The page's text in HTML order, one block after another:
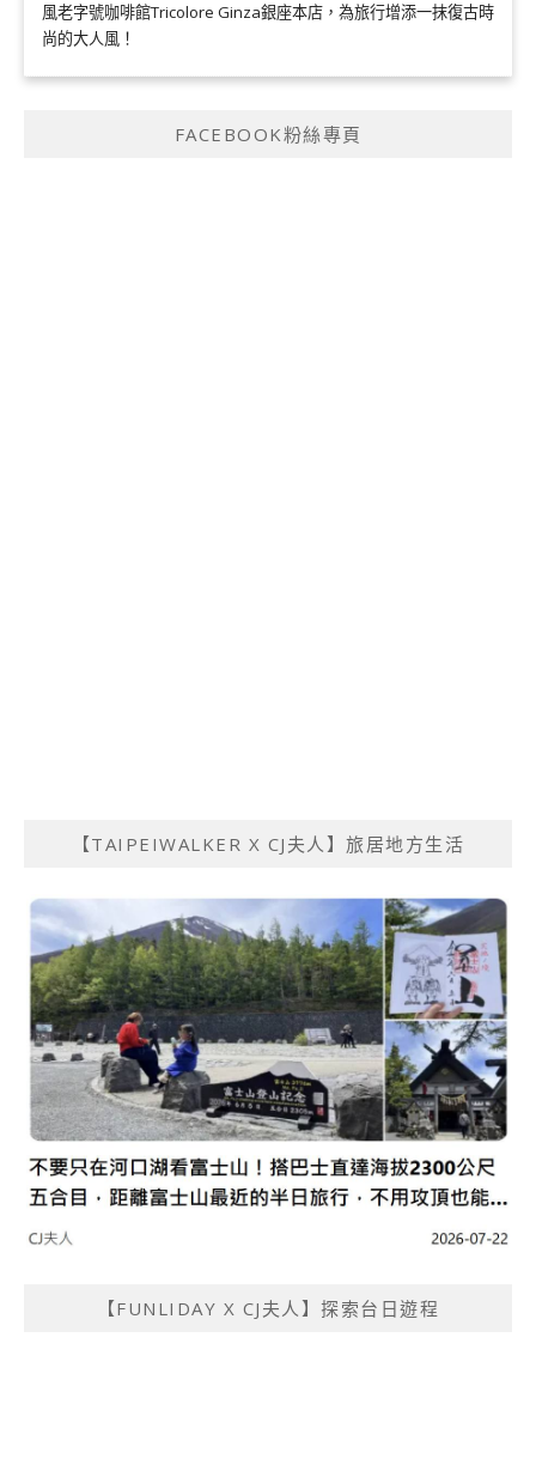
風老字號咖啡館Tricolore Ginza銀座本店，為旅行增添一抹復古時
尚的大人風！
FACEBOOK粉絲專頁
【TAIPEIWALKER X CJ夫人】旅居地方生活
【FUNLIDAY X CJ夫人】探索台日遊程